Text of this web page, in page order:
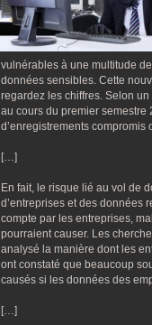
vulnérables à une multitude
données sensibles. Cette
regardez les chiffres. Selon
au cours du premier
d’enregistrements
[…]
En fait, le risque lié au vol de
d’entreprises et des données
compte par les entreprises,
pourraient causer. Les
analysé la manière dont les
ont constaté que beaucoup
causés si les données des
[…]